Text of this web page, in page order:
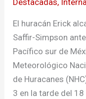
Destacadas,
El huracán Erick
Saffir-Simpson
Pacífico sur de
Meteorológico
de Huracanes
3 en la tarde del
de
costas